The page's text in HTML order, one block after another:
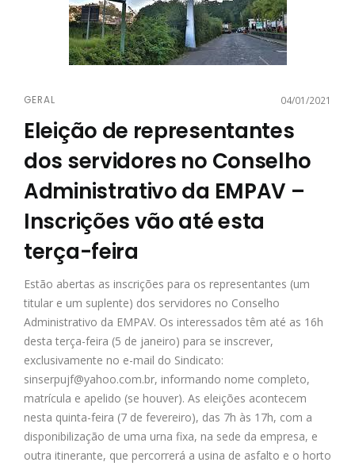
GERAL 04/01/2021
Eleição de representantes
dos servidores no Conselho
Administrativo da EMPAV –
Inscrições vão até esta
terça-feira
Estão abertas as inscrições para os representantes (um
titular e um suplente) dos servidores no Conselho
Administrativo da EMPAV. Os interessados têm até as 16h
desta terça-feira (5 de janeiro) para se inscrever,
exclusivamente no e-mail do Sindicato:
sinserpujf@yahoo.com.br, informando nome completo,
matrícula e apelido (se houver). As eleições acontecem
nesta quinta-feira (7 de fevereiro), das 7h às 17h, com a
disponibilização de uma urna fixa, na sede da empresa, e
outra itinerante, que percorrerá a usina de asfalto e o horto